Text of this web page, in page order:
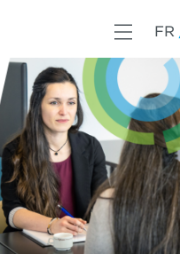
FR